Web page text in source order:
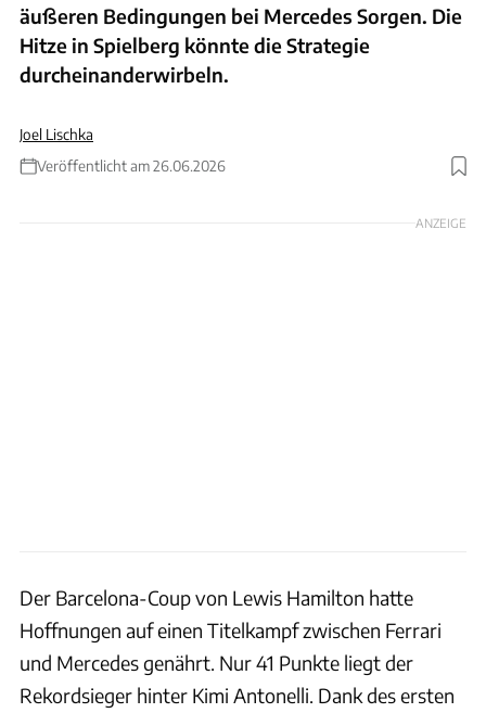
äußeren Bedingungen bei Mercedes Sorgen. Die
Hitze in Spielberg könnte die Strategie
durcheinanderwirbeln.
Joel Lischka
Veröffentlicht am 26.06.2026
Foto: xpb
ANZEIGE
Der Barcelona-Coup von Lewis Hamilton hatte
Hoffnungen auf einen Titelkampf zwischen Ferrari
und Mercedes genährt. Nur 41 Punkte liegt der
Rekordsieger hinter Kimi Antonelli. Dank des ersten